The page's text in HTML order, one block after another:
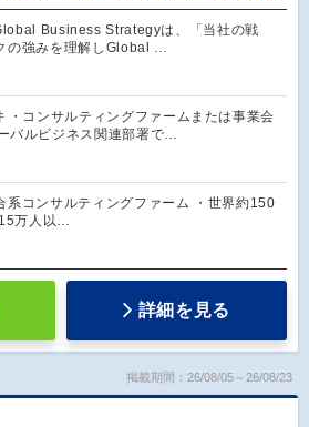
Business Strategyは、「当社の戦
の強みを理解しGlobal …
・コンサルティングファームまたは事業会
バルビジネス関連部署で…
系コンサルティングファーム ・世界約150
万人以…
詳細を見る
掲載期間：26/08/05～26/08/23